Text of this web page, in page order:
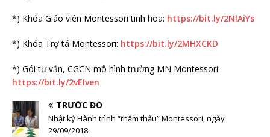
*) Khóa Giáo viên Montessori tinh hoa: https://bit.ly/2NlAiYs
*) Khóa Trợ tá Montessori: https://bit.ly/2MHXCKD
*) Gói tư vấn, CGCN mô hình trường MN Montessori:
https://bit.ly/2vEIven
TRƯỚC ĐÓ
Nhật ký Hành trình “thẩm thấu” Montessori, ngày
29/09/2018